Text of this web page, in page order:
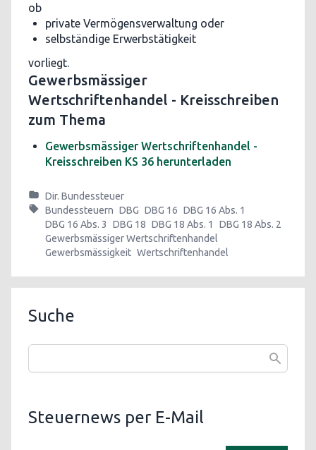
ob
private Vermögensverwaltung oder
selbständige Erwerbstätigkeit
vorliegt.
Gewerbsmässiger
Wertschriftenhandel - Kreisschreiben
zum Thema
Gewerbsmässiger Wertschriftenhandel -
Kreisschreiben KS 36 herunterladen
Dir. Bundessteuer
Bundessteuern DBG DBG 16 DBG 16 Abs. 1
DBG 16 Abs. 3
DBG 18 DBG 18 Abs. 1
DBG 18 Abs. 2
Gewerbsmässiger Wertschriftenhandel
Gewerbsmässigkeit Wertschriftenhandel
Suche
Steuernews per E-Mail